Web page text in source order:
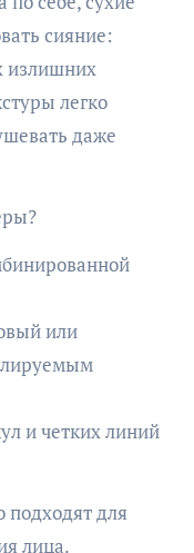
сияние:
излишних
легко
даже
или
и четких линий
подходят для
лица.